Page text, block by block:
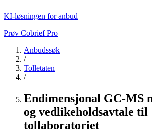
KI-løsningen for anbud
Prøv Cobrief Pro
Anbudssøk
/
Tolletaten
/
Endimensjonal GC-MS
og vedlikeholdsavtale til
tollaboratoriet